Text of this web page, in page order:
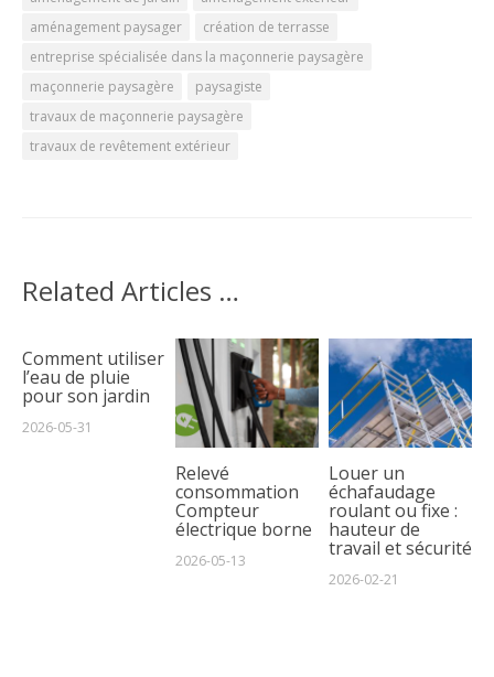
aménagement paysager
création de terrasse
entreprise spécialisée dans la maçonnerie paysagère
maçonnerie paysagère
paysagiste
travaux de maçonnerie paysagère
travaux de revêtement extérieur
Related Articles …
Comment utiliser
l’eau de pluie
pour son jardin
2026-05-31
Relevé
consommation
Compteur
électrique borne
2026-05-13
Louer un
échafaudage
roulant ou fixe :
hauteur de
travail et sécurité
2026-02-21